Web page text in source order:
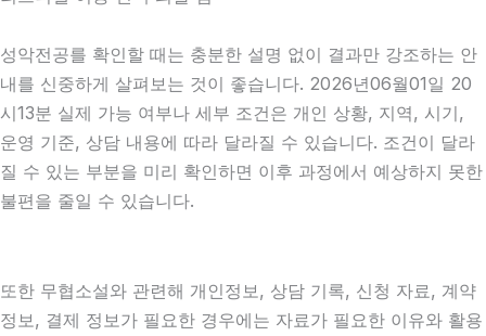
성악전공를 확인할 때는 충분한 설명 없이 결과만 강조하는 안
내를 신중하게 살펴보는 것이 좋습니다. 2026년06월01일 20
시13분 실제 가능 여부나 세부 조건은 개인 상황, 지역, 시기,
운영 기준, 상담 내용에 따라 달라질 수 있습니다. 조건이 달라
질 수 있는 부분을 미리 확인하면 이후 과정에서 예상하지 못한
불편을 줄일 수 있습니다.
또한 무협소설와 관련해 개인정보, 상담 기록, 신청 자료, 계약
정보, 결제 정보가 필요한 경우에는 자료가 필요한 이유와 활용